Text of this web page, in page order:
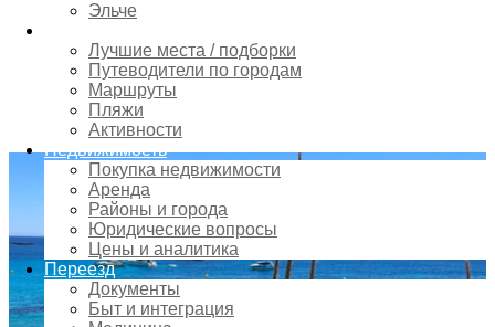
Эльче
Лучшие места / подборки
Путеводители по городам
Маршруты
Пляжи
Активности
Недвижимость
Покупка недвижимости
Аренда
Районы и города
Юридические вопросы
Цены и аналитика
Переезд
Документы
Быт и интеграция
Аликанте с кристально чистой
водой, историей XVIII века и
идеальными условиями для
однодневного отдыха